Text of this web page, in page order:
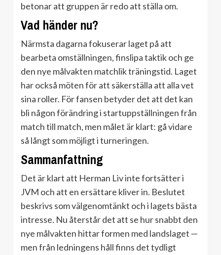
betonar att gruppen är redo att ställa om.
Vad händer nu?
Närmsta dagarna fokuserar laget på att
bearbeta omställningen, finslipa taktik och ge
den nye målvakten matchlik träningstid. Laget
har också möten för att säkerställa att alla vet
sina roller. För fansen betyder det att det kan
bli någon förändring i startuppställningen från
match till match, men målet är klart: gå vidare
så långt som möjligt i turneringen.
Sammanfattning
Det är klart att Herman Liv inte fortsätter i
JVM och att en ersättare kliver in. Beslutet
beskrivs som välgenomtänkt och i lagets bästa
intresse. Nu återstår det att se hur snabbt den
nye målvakten hittar formen med landslaget —
men från ledningens håll finns det tydligt